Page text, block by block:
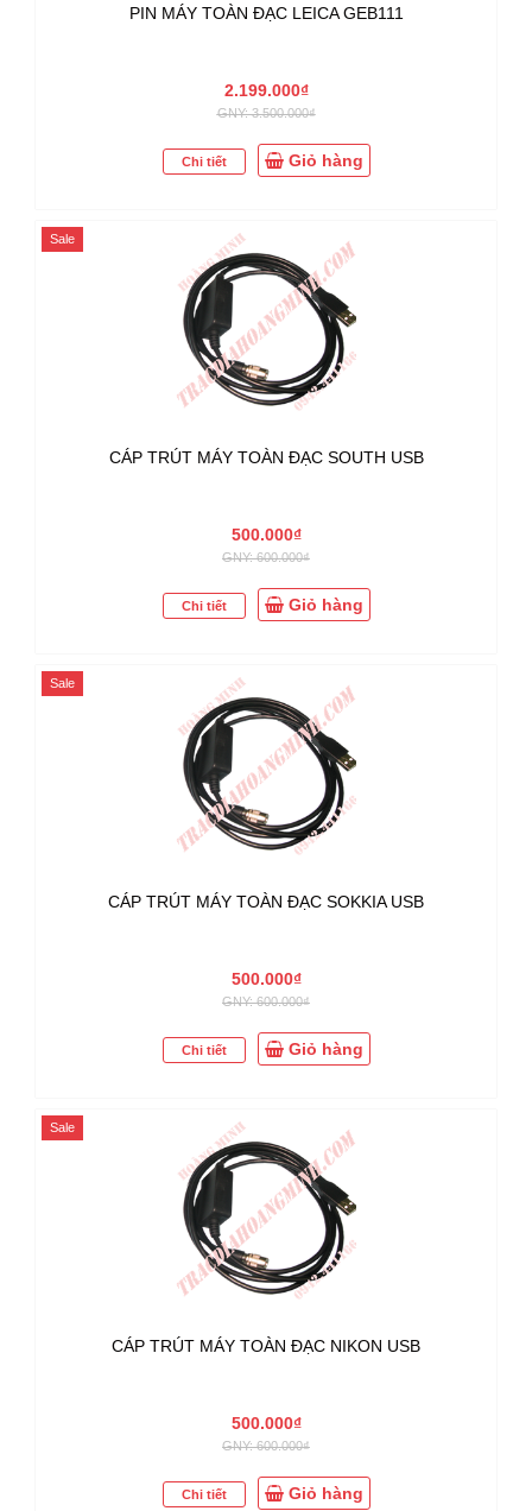
PIN MÁY TOÀN ĐẠC LEICA GEB111
2.199.000₫
GNY: 3.500.000₫
Chi tiết Giỏ hàng
Sale
CÁP TRÚT MÁY TOÀN ĐẠC SOUTH USB
500.000₫
GNY: 600.000₫
Chi tiết Giỏ hàng
Sale
CÁP TRÚT MÁY TOÀN ĐẠC SOKKIA USB
500.000₫
GNY: 600.000₫
Chi tiết Giỏ hàng
Sale
CÁP TRÚT MÁY TOÀN ĐẠC NIKON USB
500.000₫
GNY: 600.000₫
Chi tiết Giỏ hàng